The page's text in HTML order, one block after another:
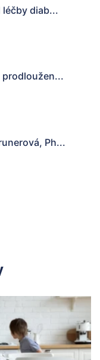
diab...
Ph...